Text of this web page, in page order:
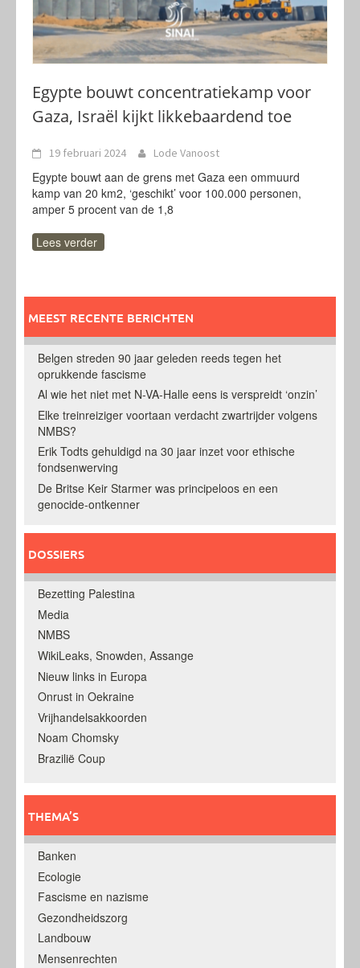
Egypte bouwt concentratiekamp voor
Gaza, Israël kijkt likkebaardend toe
19 februari 2024 Lode Vanoost
Egypte bouwt aan de grens met Gaza een ommuurd
kamp van 20 km2, ‘geschikt’ voor 100.000 personen,
amper 5 procent van de 1,8
Lees verder
MEEST RECENTE BERICHTEN
Belgen streden 90 jaar geleden reeds tegen het
oprukkende fascisme
Al wie het niet met N-VA-Halle eens is verspreidt ‘onzin’
Elke treinreiziger voortaan verdacht zwartrijder volgens
NMBS?
Erik Todts gehuldigd na 30 jaar inzet voor ethische
fondsenwerving
De Britse Keir Starmer was principeloos en een
genocide-ontkenner
DOSSIERS
Bezetting Palestina
Media
NMBS
WikiLeaks, Snowden, Assange
Nieuw links in Europa
Onrust in Oekraine
Vrijhandelsakkoorden
Noam Chomsky
Brazilië Coup
THEMA’S
Banken
Ecologie
Fascisme en nazisme
Gezondheidszorg
Landbouw
Mensenrechten